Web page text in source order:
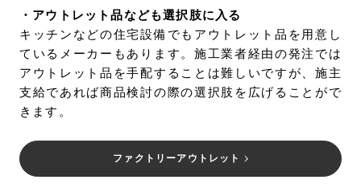
・アウトレット品なども選択肢に入る
キッチンなどの住宅設備でもアウトレット品を用意し
ているメーカーもあります。施工業者経由の発注では
アウトレット品を手配することは難しいですが、施主
支給であれば商品検討の際の選択肢を広げることがで
きます。
ファクトリーアウトレット